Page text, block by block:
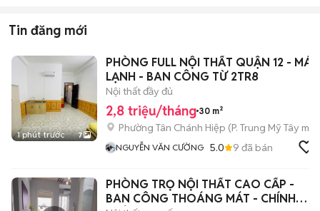
Tin đăng mới
1 phút trước 7
PHÒNG FULL NỘI THẤT QUẬN 12 - MÁY
LẠNH - BAN CÔNG TỪ 2TR8
Nội thất đầy đủ
2,8 triệu/tháng 30 m²
Phường Tân Chánh Hiệp (P. Trung Mỹ Tây mới)
NGUYỄN VĂN CƯỜNG 5.0 9 đã bán
PHÒNG TRỌ NỘI THẤT CAO CẤP -
BAN CÔNG THOÁNG MÁT - CHÍNH